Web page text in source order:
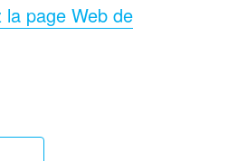
la page Web de